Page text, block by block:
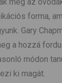
forma,
Gary
a hozzá
módon
ki magát.